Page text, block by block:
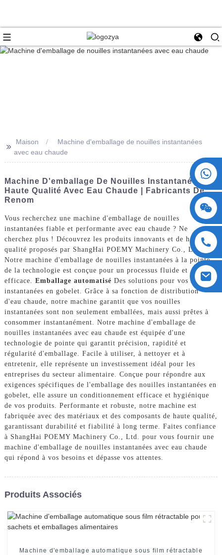
>>
Maison
Machine d'emballage de nouilles instantanées
avec eau chaude
Machine D'emballage De Nouilles Instantanées De
Haute Qualité Avec Eau Chaude | Fabricants De
Renom
Vous recherchez une machine d'emballage de nouilles
instantanées fiable et performante avec eau chaude ? Ne
cherchez plus ! Découvrez les produits innovants et de haute
qualité proposés par ShangHai POEMY Machinery Co., Ltd.
Notre machine d'emballage de nouilles instantanées à la pointe
de la technologie est conçue pour un processus fluide et
efficace. Emballage automatisé Des solutions pour vos nouilles
instantanées en gobelet. Grâce à sa fonction de distribution
d'eau chaude, notre machine garantit que vos nouilles
instantanées sont non seulement emballées, mais aussi prêtes à
consommer instantanément. Notre machine d'emballage de
nouilles instantanées avec eau chaude est équipée d'une
technologie de pointe qui garantit précision, rapidité et
régularité d'emballage. Facile à utiliser, à nettoyer et à
entretenir, elle représente un investissement idéal pour les
entreprises du secteur alimentaire. Conçue pour répondre aux
exigences spécifiques de l'emballage des nouilles instantanées en
gobelet, elle assure un conditionnement efficace et hygiénique
de vos produits. Performante et robuste, notre machine est
fabriquée avec des matériaux et des composants de haute qualité,
garantissant durabilité et fiabilité à long terme. Faites confiance
à ShangHai POEMY Machinery Co., Ltd. pour vous fournir une
machine d'emballage de nouilles instantanées avec eau chaude
qui répond à vos besoins et dépasse vos attentes.
Produits Associés
Machine d'emballage automatique sous film rétractable